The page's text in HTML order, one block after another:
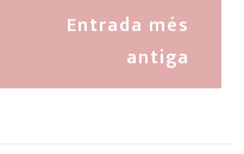
Entrada més
antiga